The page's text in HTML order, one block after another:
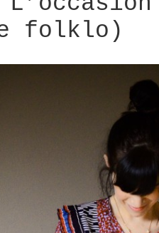
folklo)